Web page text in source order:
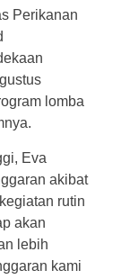
Perikanan
lomba
Eva
akibat
rutin
akan
lebih
kami